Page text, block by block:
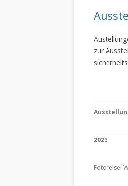
zur
2023
Fotoreise: